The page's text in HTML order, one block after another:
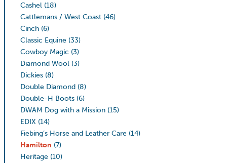
Cashel (18)
Cattlemans / West Coast (46)
Cinch (6)
Classic Equine (33)
Cowboy Magic (3)
Diamond Wool (3)
Dickies (8)
Double Diamond (8)
Double-H Boots (6)
DWAM Dog with a Mission (15)
EDIX (14)
Fiebing’s Horse and Leather Care (14)
Hamilton (7)
Heritage (10)